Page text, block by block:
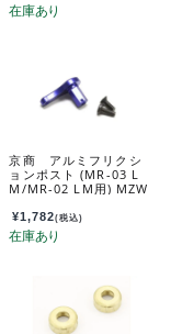
京商 アルミフリクシ
ョンポスト (MR-03 L
M/MR-02 LM用) MZW
¥1,782(税込)